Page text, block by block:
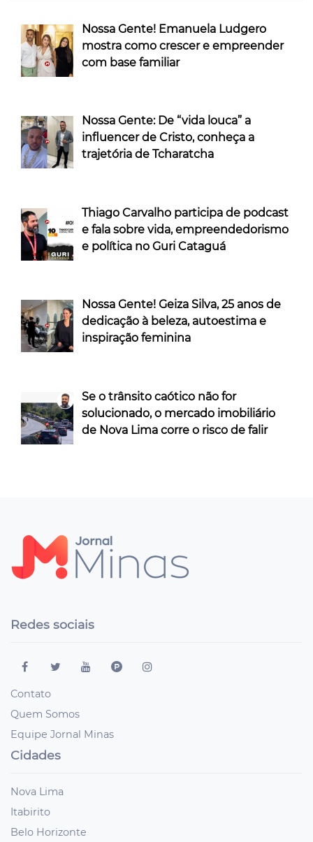
Nossa Gente! Emanuela Ludgero
mostra como crescer e empreender
com base familiar
Nossa Gente: De “vida louca” a
influencer de Cristo, conheça a
trajetória de Tcharatcha
Thiago Carvalho participa de podcast
e fala sobre vida, empreendedorismo
e política no Guri Cataguá
Nossa Gente! Geiza Silva, 25 anos de
dedicação à beleza, autoestima e
inspiração feminina
Se o trânsito caótico não for
solucionado, o mercado imobiliário
de Nova Lima corre o risco de falir
Redes sociais
Contato
Quem Somos
Equipe Jornal Minas
Cidades
Nova Lima
Itabirito
Belo Horizonte